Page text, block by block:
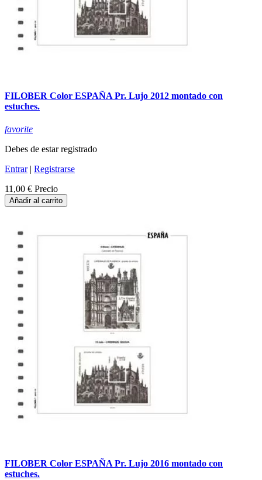
FILOBER Color ESPAÑA Pr. Lujo 2012 montado con
estuches.
favorite
Debes de estar registrado
Entrar| Registrarse
11,00 € Precio
Añadir al carrito
FILOBER Color ESPAÑA Pr. Lujo 2016 montado con
estuches.